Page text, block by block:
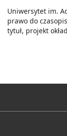
Uniwersytet im.
prawo do
tytuł, projekt